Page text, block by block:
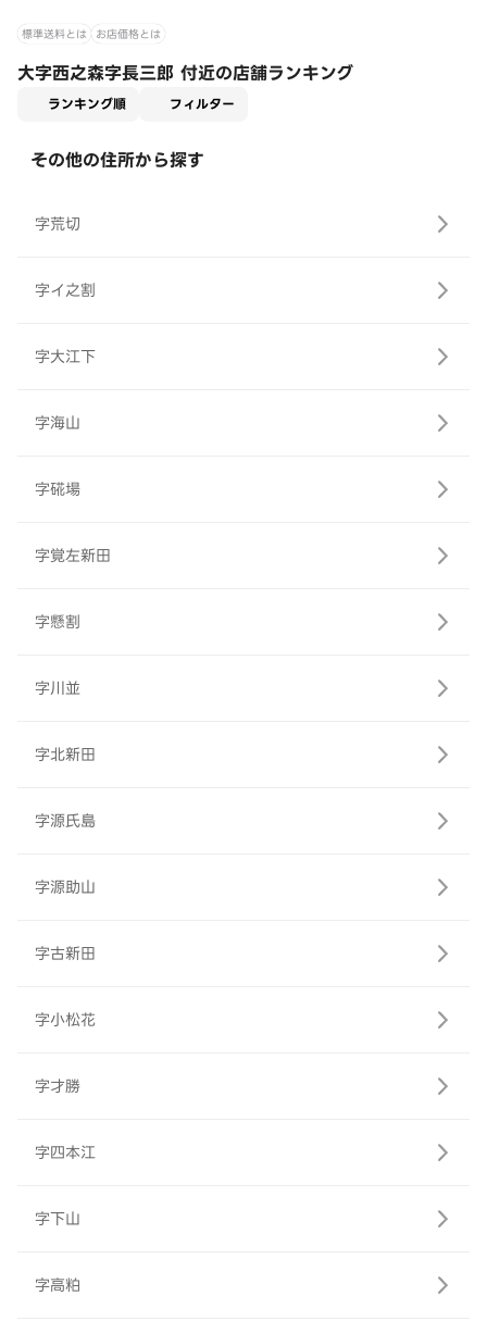
標準送料とは お店価格とは
大字西之森字長三郎 付近の店舗ランキング
ランキング順 フィルター
その他の住所から探す
字荒切
字イ之割
字大江下
字海山
字硴場
字覚左新田
字懸割
字川並
字北新田
字源氏島
字源助山
字古新田
字小松花
字才勝
字四本江
字下山
字高粕